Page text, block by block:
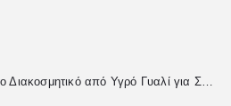
Χειροποίητο Διακοσμητικό από Υγρό Γυαλί για Συναδέλφους – Προσωποποιημένο Δώρο με Αφιέρωση